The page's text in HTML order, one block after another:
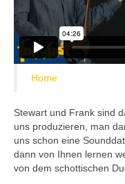
Home
Stewart und Frank sind
uns produzieren, man
uns schon eine
dann von Ihnen lernen
von dem schottischen